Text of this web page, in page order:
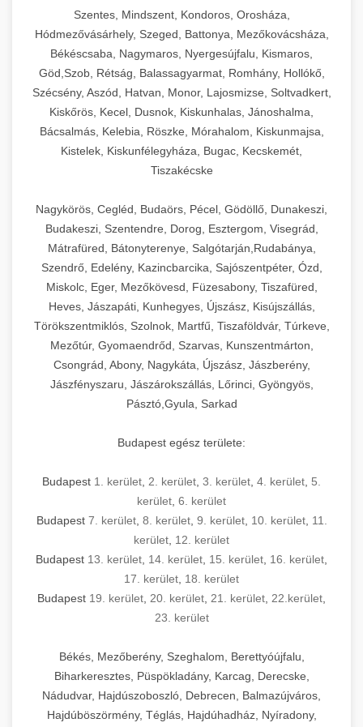
Szentes, Mindszent, Kondoros, Orosháza,
Hódmezővásárhely, Szeged, Battonya, Mezőkovácsháza,
Békéscsaba, Nagymaros, Nyergesújfalu, Kismaros,
Göd,Szob, Rétság, Balassagyarmat, Romhány, Hollókő,
Szécsény, Aszód, Hatvan, Monor, Lajosmizse, Soltvadkert,
Kiskőrös, Kecel, Dusnok, Kiskunhalas, Jánoshalma,
Bácsalmás, Kelebia, Röszke, Mórahalom, Kiskunmajsa,
Kistelek, Kiskunfélegyháza, Bugac, Kecskemét,
Tiszakécske
Nagykörös, Cegléd, Budaörs, Pécel, Gödöllő, Dunakeszi,
Budakeszi, Szentendre, Dorog, Esztergom, Visegrád,
Mátrafüred, Bátonyterenye, Salgótarján,Rudabánya,
Szendrő, Edelény, Kazincbarcika, Sajószentpéter, Ózd,
Miskolc, Eger, Mezőkövesd, Füzesabony, Tiszafüred,
Heves, Jászapáti, Kunhegyes, Újszász, Kisújszállás,
Törökszentmiklós, Szolnok, Martfű, Tiszaföldvár, Túrkeve,
Mezőtúr, Gyomaendrőd, Szarvas, Kunszentmárton,
Csongrád, Abony, Nagykáta, Újszász, Jászberény,
Jászfényszaru, Jászárokszállás, Lőrinci, Gyöngyös,
Pásztó,Gyula, Sarkad
Budapest egész területe:
Budapest 1. kerület 2. kerület 3. kerület 4. kerület 5.
kerület 6. kerület
Budapest 7. kerület, 8. kerület, 9. kerület, 10. kerület, 11.
kerület 12. kerület
Budapest 13. kerület 14. kerület 15. kerület 16. kerület
17. kerület 18. kerület
Budapest 19. kerület 20. kerület 21. kerület 22.kerület
23. kerület
Békés, Mezőberény, Szeghalom, Berettyóújfalu,
Biharkeresztes, Püspökladány, Karcag, Derecske,
Nádudvar, Hajdúszoboszló, Debrecen, Balmazújváros,
Hajdúböszörmény, Téglás, Hajdúhadház, Nyíradony,